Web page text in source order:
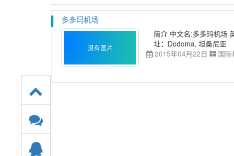
多多玛机场
简介 中文名:多多玛机场
址：Dodoma, 坦桑尼亚
2015年04月22日
国际